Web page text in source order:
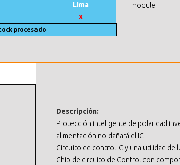
Lima
X
procesado
module
Descripción:
Protección inteligente de polaridad
alimentación no dañará el IC.
Circuito de control IC y una utilidad de
Chip de circuito de Control con